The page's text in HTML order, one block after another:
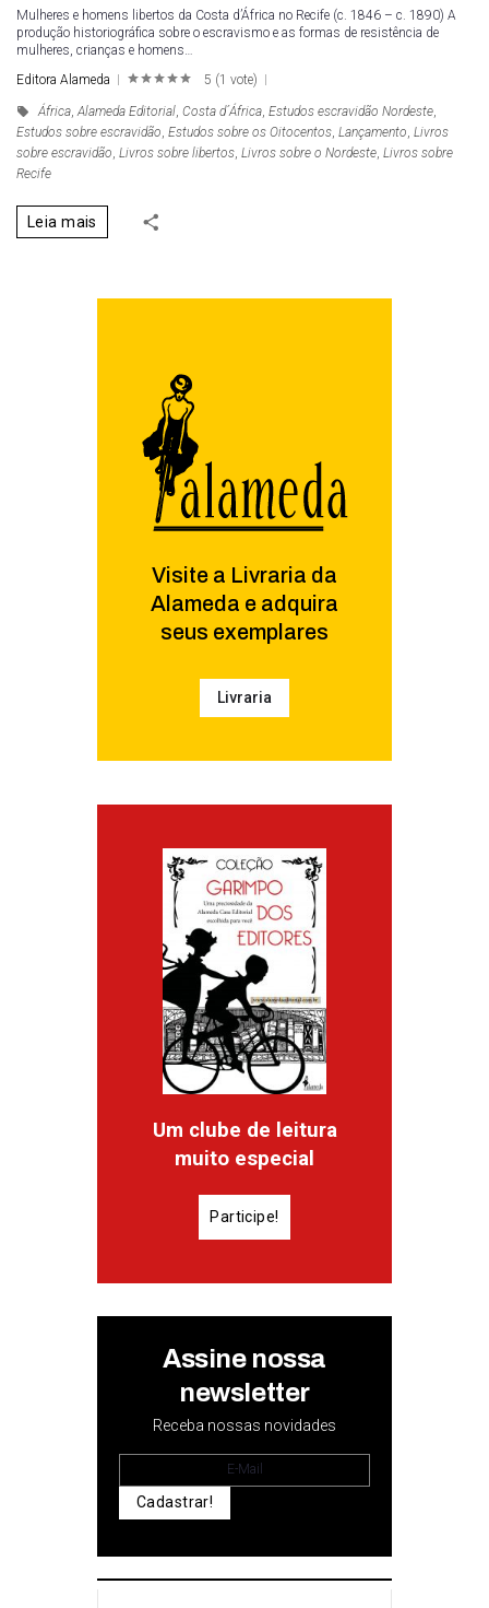
Mulheres e homens libertos da Costa d’África no Recife (c. 1846 – c. 1890) A
produção historiográfica sobre o escravismo e as formas de resistência de
mulheres, crianças e homens…
Editora Alameda
5 (1 vote)
África Alameda Editorial Costa d´África Estudos escravidão Nordeste
Estudos sobre escravidão Estudos sobre os Oitocentos Lançamento Livros
sobre escravidão Livros sobre libertos Livros sobre o Nordeste Livros sobre
Recife
Leia mais
Visite a Livraria da
Alameda e adquira
seus exemplares
Livraria
Um clube de leitura
muito especial
Participe!
Assine nossa
newsletter
Receba nossas novidades
Cadastrar!